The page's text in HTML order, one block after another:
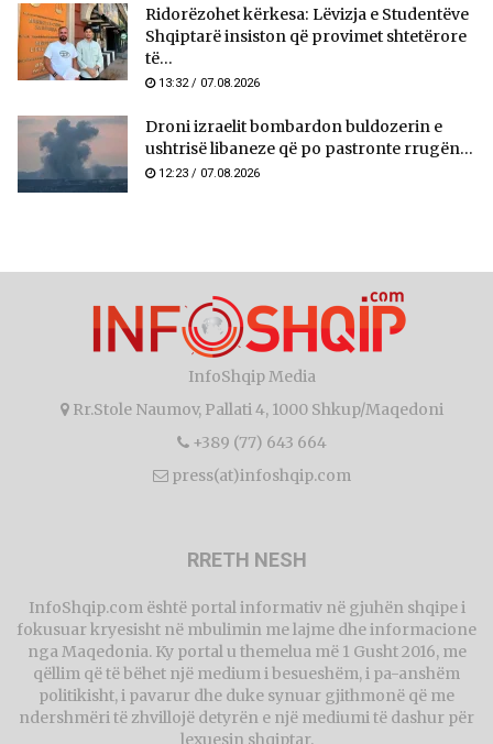
Ridorëzohet kërkesa: Lëvizja e Studentëve
Shqiptarë insiston që provimet shtetërore
të...
13:32 / 07.08.2026
Droni izraelit bombardon buldozerin e
ushtrisë libaneze që po pastronte rrugën...
12:23 / 07.08.2026
InfoShqip Media
Rr.Stole Naumov, Pallati 4, 1000 Shkup/Maqedoni
+389 (77) 643 664
press(at)infoshqip.com
RRETH NESH
InfoShqip.com është portal informativ në gjuhën shqipe i
fokusuar kryesisht në mbulimin me lajme dhe informacione
nga Maqedonia. Ky portal u themelua më 1 Gusht 2016, me
qëllim që të bëhet një medium i besueshëm, i pa-anshëm
politikisht, i pavarur dhe duke synuar gjithmonë që me
ndershmëri të zhvillojë detyrën e një mediumi të dashur për
lexuesin shqiptar.